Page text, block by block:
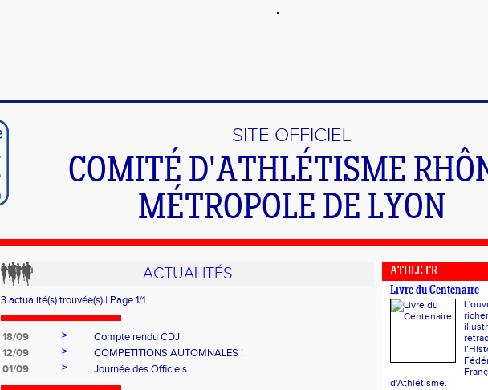
SITE OFFICIEL
COMITÉ D'ATHLÉTISME
MÉTROPOLE DE LYON
ACTUALITÉS
3 actualité(s) trouvée(s) | Page 1/1
18/09 >
Compte rendu CDJ
12/09
>
COMPETITIONS AUTOMNALES !
01/09
> Journée des Officiels
ATHLE.FR
Livre du Centenaire
d'Athlétisme.